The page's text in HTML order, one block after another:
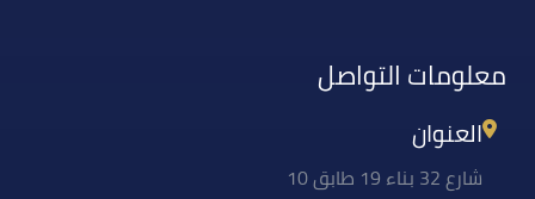
معلومات التواصل
العنوان
شارع 32 بناء 19 طابق 10